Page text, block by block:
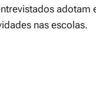
adotam
nas escolas.